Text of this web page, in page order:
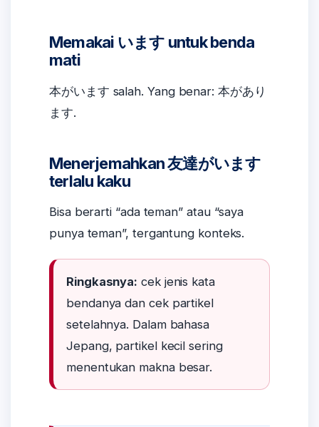
Memakai います untuk benda
mati
本がいます salah. Yang benar: 本があり
ます.
Menerjemahkan 友達がいます
terlalu kaku
Bisa berarti “ada teman” atau “saya
punya teman”, tergantung konteks.
Ringkasnya: cek jenis kata
bendanya dan cek partikel
setelahnya. Dalam bahasa
Jepang, partikel kecil sering
menentukan makna besar.